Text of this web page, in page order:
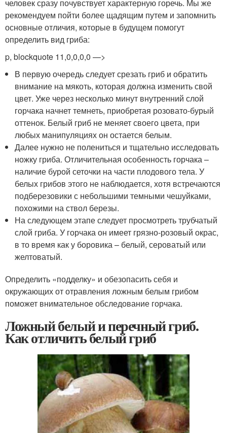
человек сразу почувствует характерную горечь. Мы же
рекомендуем пойти более щадящим путем и запомнить
основные отличия, которые в будущем помогут
определить вид гриба:
p, blockquote 11,0,0,0,0 —>
В первую очередь следует срезать гриб и обратить
внимание на мякоть, которая должна изменить свой
цвет. Уже через несколько минут внутренний слой
горчака начнет темнеть, приобретая розовато-бурый
оттенок. Белый гриб не меняет своего цвета, при
любых манипуляциях он остается белым.
Далее нужно не полениться и тщательно исследовать
ножку гриба. Отличительная особенность горчака –
наличие бурой сеточки на части плодового тела. У
белых грибов этого не наблюдается, хотя встречаются
подберезовики с небольшими темными чешуйками,
похожими на ствол березы.
На следующем этапе следует просмотреть трубчатый
слой гриба. У горчака он имеет грязно-розовый окрас,
в то время как у боровика – белый, сероватый или
желтоватый.
Определить «подделку» и обезопасить себя и
окружающих от отравления ложным белым грибом
поможет внимательное обследование горчака.
Ложный белый и перечный гриб.
Как отличить белый гриб